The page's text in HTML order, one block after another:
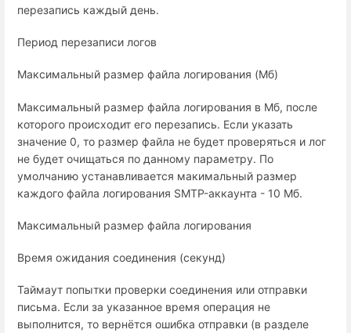
перезапись каждый день.
Период перезаписи логов
Максимальный размер файла логирования (Мб)
Максимальный размер файла логирования в Мб, после
которого происходит его перезапись. Если указать
значение 0, то размер файла не будет проверяться и лог
не будет очищаться по данному параметру. По
умолчанию устанавливается макимальный размер
каждого файла логирования SMTP-аккаунта - 10 Мб.
Максимальный размер файла логирования
Время ожидания соединения (секунд)
Таймаут попытки проверки соединения или отправки
письма. Если за указанное время операция не
выполнится, то вернётся ошибка отправки (в разделе